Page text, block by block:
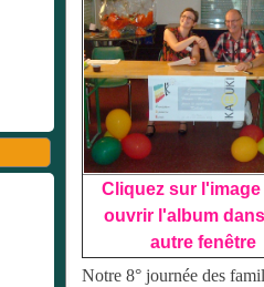
Cliquez sur
ouvrir l'album
autre fenêtre
Notre 8° journée des